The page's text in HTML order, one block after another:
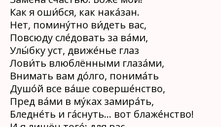
Как я оши́бся, как нака́зан.
Нет, помину́тно ви́деть вас,
Повсюду сле́довать за ва́ми,
Улы́бку уст, движе́нье глаз
Лови́ть влюблёнными глаза́ми,
Внимать вам до́лго, понима́ть
Душо́й все ва́ше соверше́нство,
Пред ва́ми в му́ках замира́ть,
Бледне́ть и га́снуть… вот блаже́нство!